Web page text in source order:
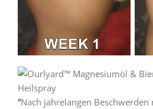
“Nach jahrelangen